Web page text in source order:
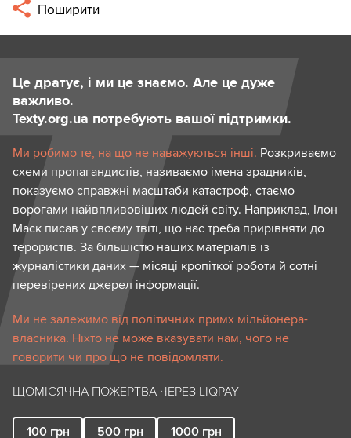
Поширити
Це дратує, і ми це знаємо. Але це дуже
важливо.
Texty.org.ua потребують вашої підтримки.
Ми робимо те, на що не наважуються інші. Розкриваємо
схеми пропагандистів, називаємо імена зрадників,
показуємо справжні масштаби катастроф, стаємо
ворогами найвпливовіших людей світу. Наприклад, Ілон
Маск писав у своєму твіті, що нас треба прирівняти до
терористів. За більшістю наших матеріалів із
журналістики даних — місяці кропіткої роботи й сотні
перевірених джерел інформації.
Ми не залежимо від політичних примх мільйонера-
власника. Ніхто не може вказувати нам, чого не
говорити чи про що не повідомляти.
ЩОМІСЯЧНА ПОЖЕРТВА ЧЕРЕЗ LIQPAY
100 грн 500 грн 1000 грн